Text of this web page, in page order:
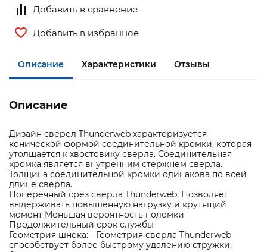
Добавить в сравнение
Добавить в избранное
Описание Характеристики Отзывы
Описание
Дизайн сверел Thunderweb характеризуется
конической формой соединительной кромки, которая
утолщается к хвостовику сверла. Соединительная
кромка является внутренним стержнем сверла.
Толщина соединительной кромки одинакова по всей
длине сверла.
Поперечный срез сверла Thunderweb: Позволяет
выдерживать повышенную нагрузку и крутящий
момент Меньшая вероятность поломки
Продолжительный срок службы
Геометрия шнека: - Геометрия сверла Thunderweb
способствует более быстрому удалению стружки,